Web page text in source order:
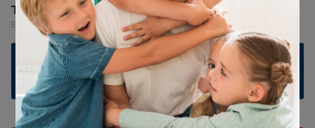
Ler comentários e comentar